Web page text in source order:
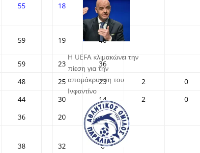
55 18 37
59 19 40
59 23
36
48 25 23 2
0
44 30 14 2
0
36 20 16
38 32 6
Η UEFA κλιμακώνει την
πίεση για την
απομάκρυνση του
Ινφαντίνο